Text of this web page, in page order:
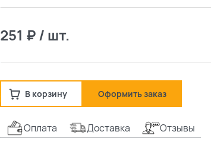
251 ₽ / шт.
В корзину Оформить заказ
Оплата Доставка Отзывы